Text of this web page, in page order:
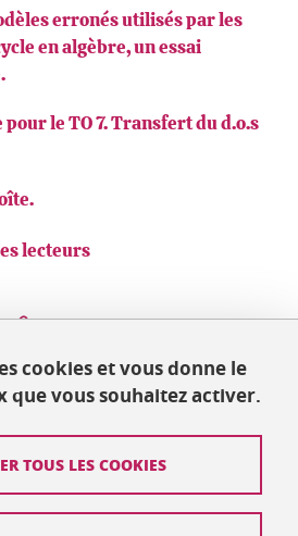
erronés utilisés par les
en algèbre, un essai
le TO 7. Transfert du d.o.s
lecteurs
sur Facebook
sur LinkedIn
cookies et vous donne le
que vous souhaitez activer.
TOUS LES COOKIES